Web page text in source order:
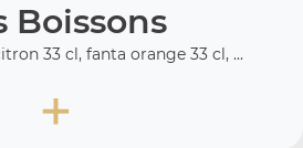
Boissons
33 cl, fanta orange 33 cl, ...
+